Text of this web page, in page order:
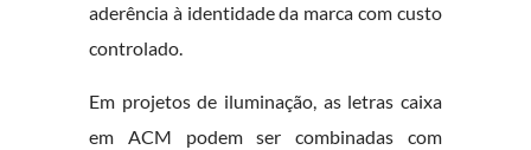
aderência à identidade da marca com custo
controlado.
Em projetos de iluminação, as letras caixa
em ACM podem ser combinadas com